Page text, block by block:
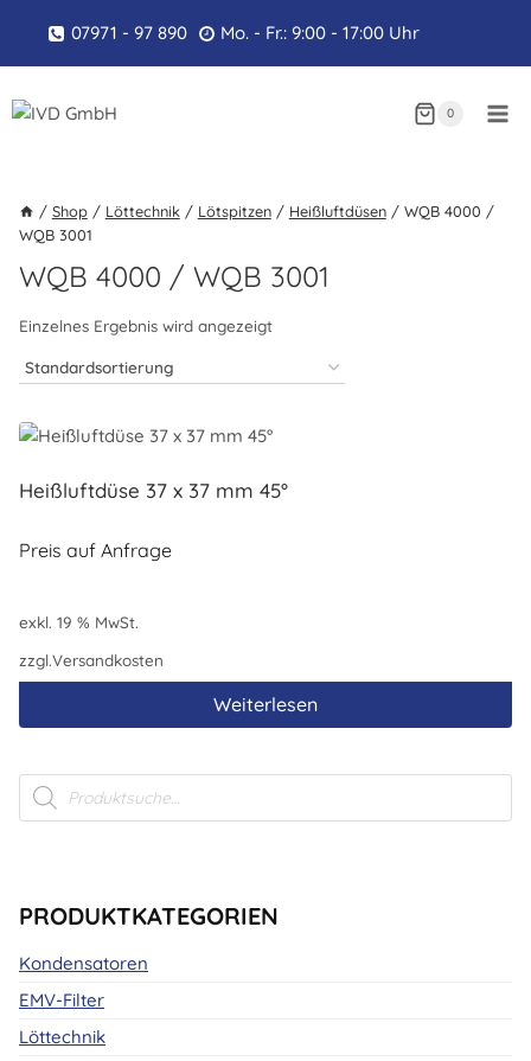
springen
07971 - 97 890 Mo. - Fr.: 9:00 - 17:00 Uhr
0
/ Shop / Löttechnik / Lötspitzen / Heißluftdüsen / WQB 4000 /
WQB 3001
WQB 4000 / WQB 3001
Einzelnes Ergebnis wird angezeigt
Heißluftdüse 37 x 37 mm 45°
Preis auf Anfrage
exkl. 19 % MwSt.
zzgl.Versandkosten
Weiterlesen
Products
search
PRODUKTKATEGORIEN
Kondensatoren
EMV-Filter
Löttechnik